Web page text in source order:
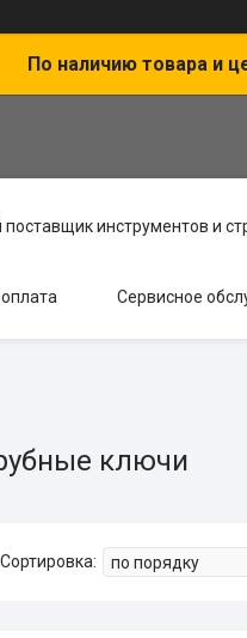
По наличию товара и
инструментов и
Сервисное
ключи